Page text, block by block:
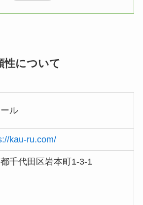
性について
ル
kau-ru.com/
千代田区岩本町1-3-1